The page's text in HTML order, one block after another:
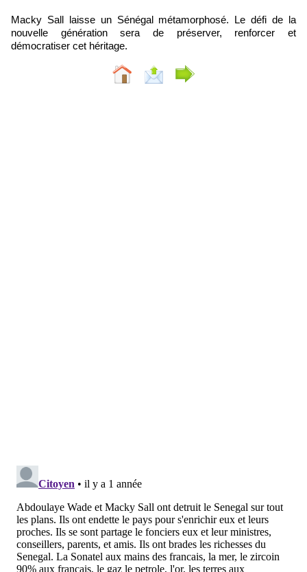
Macky Sall laisse un Sénégal métamorphosé. Le défi de la
nouvelle génération sera de préserver, renforcer et
démocratiser cet héritage.